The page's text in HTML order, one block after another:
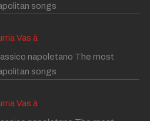
songs
Vas à
napoletano The most
songs
Vas à